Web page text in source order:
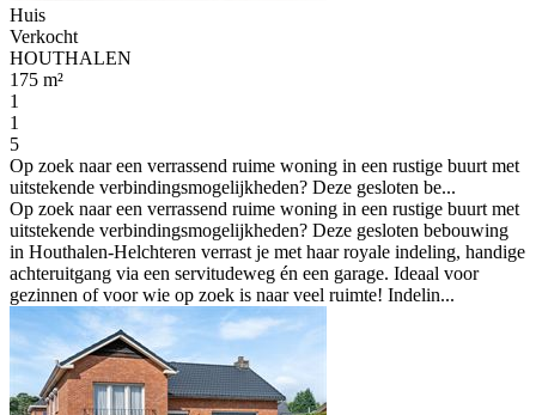
Huis
Verkocht
HOUTHALEN
175 m²
1
1
5
Op zoek naar een verrassend ruime woning in een rustige buurt met
uitstekende verbindingsmogelijkheden? Deze gesloten be...
Op zoek naar een verrassend ruime woning in een rustige buurt met
uitstekende verbindingsmogelijkheden? Deze gesloten bebouwing
in Houthalen-Helchteren verrast je met haar royale indeling, handige
achteruitgang via een servitudeweg én een garage. Ideaal voor
gezinnen of voor wie op zoek is naar veel ruimte! Indelin...